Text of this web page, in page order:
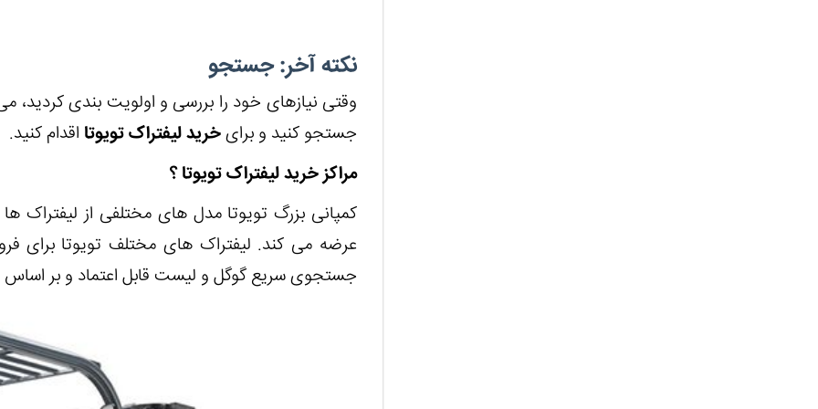
نکته آخر: جستجو
وقتی نیازهای خود را بررسی و اولویت بندی کردید،
جستجو کنید و برایخرید لیفتراک تویوتا اقدام کنید.
مراکزخرید لیفتراک تویوتا؟
کمپانی بزرگ تویوتا مدل های مختلفی از لیفتراک
عرضه می کند. لیفتراک های مختلف تویوتا برای
جستجوی سریع گوگل و لیست قابل اعتماد و بر اساس